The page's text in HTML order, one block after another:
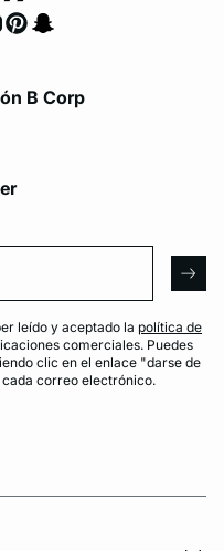
B Corp
leído y aceptado la política de
comerciales. Puedes
clic en el enlace "darse de
correo electrónico.